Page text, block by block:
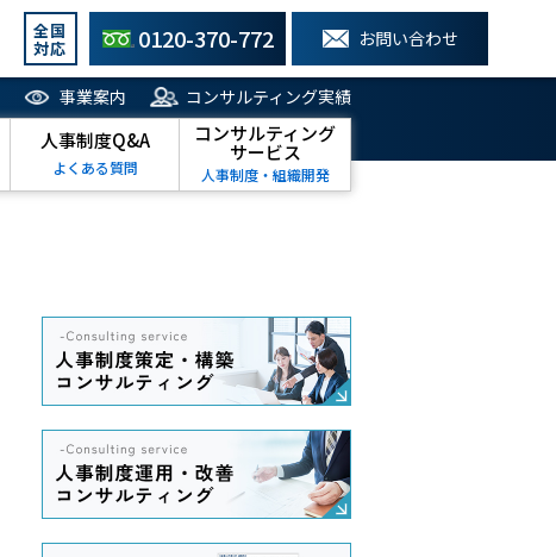
全国
対応 0120-370-772 お問い合わせ
事業案内 コンサルティング実績
人事制度Q&A
よくある質問
コンサルティング
サービス
人事制度・組織開発